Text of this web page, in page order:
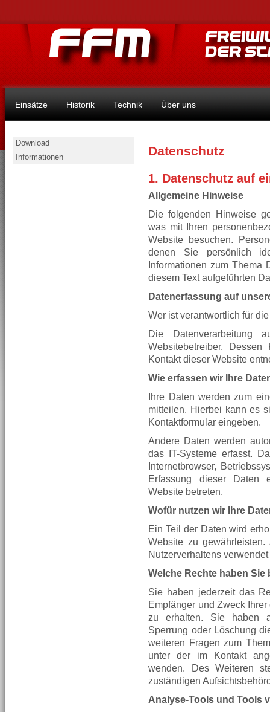
Einsätze Historik Technik Über uns
Download
Informationen
Datenschutz
1. Datenschutz auf
Allgemeine Hinweise
Die folgenden Hinweise
was mit Ihren
Website besuchen.
denen Sie persönlich
Informationen zum Thema
diesem Text aufgeführten
Datenerfassung auf
Wer ist verantwortlich für
Die Datenverarbeitung
Websitebetreiber.
Kontakt dieser Website
Wie erfassen wir Ihre
Ihre Daten werden zum
mitteilen. Hierbei kann es
Kontaktformular eingeben.
Andere Daten werden
das IT-Systeme erfasst.
Internetbrowser,
Erfassung dieser Daten
Website betreten.
Wofür nutzen wir Ihre
Ein Teil der Daten wird
Website zu
Nutzerverhaltens
Welche Rechte haben
Sie haben jederzeit das
Empfänger und Zweck
zu erhalten. Sie haben
Sperrung oder Löschung
weiteren Fragen zum
unter der im Kontakt
wenden. Des Weiteren
zuständigen
Analyse-Tools und Tools